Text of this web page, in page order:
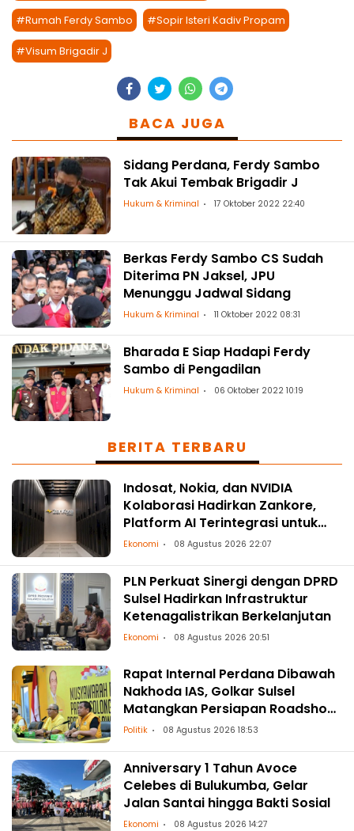
#Rumah Ferdy Sambo #Sopir Isteri Kadiv Propam
#Visum Brigadir J
BACA JUGA
Sidang Perdana, Ferdy Sambo
Tak Akui Tembak Brigadir J
Hukum & Kriminal 17 Oktober 2022 22:40
Berkas Ferdy Sambo CS Sudah
Diterima PN Jaksel, JPU
Menunggu Jadwal Sidang
Hukum & Kriminal 11 Oktober 2022 08:31
Bharada E Siap Hadapi Ferdy
Sambo di Pengadilan
Hukum & Kriminal 06 Oktober 2022 10:19
BERITA TERBARU
Indosat, Nokia, dan NVIDIA
Kolaborasi Hadirkan Zankore,
Platform AI Terintegrasi untuk
Asia-Pasifik
Ekonomi 08 Agustus 2026 22:07
PLN Perkuat Sinergi dengan DPRD
Sulsel Hadirkan Infrastruktur
Ketenagalistrikan Berkelanjutan
Ekonomi 08 Agustus 2026 20:51
Rapat Internal Perdana Dibawah
Nakhoda IAS, Golkar Sulsel
Matangkan Persiapan Roadshow
ke Daerah
Politik 08 Agustus 2026 18:53
Anniversary 1 Tahun Avoce
Celebes di Bulukumba, Gelar
Jalan Santai hingga Bakti Sosial
Ekonomi 08 Agustus 2026 14:27